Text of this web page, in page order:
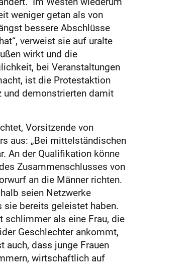
weniger getan als von
bessere Abschlüsse
verweist sie auf uralte
wirkt und die
bei Veranstaltungen
ist die Protestaktion
und demonstrierten damit
Vorsitzende von
aus: „Bei mittelständischen
An der Qualifikation könne
Zusammenschlusses von
an die Männer richten.
seien Netzwerke
bereits geleistet haben.
schlimmer als eine Frau, die
Geschlechter ankommt,
auch, dass junge Frauen
wirtschaftlich auf